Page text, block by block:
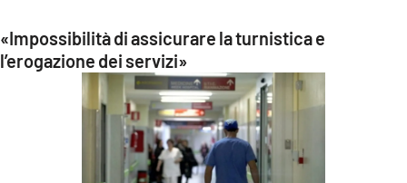
«Impossibilità di assicurare la turnistica e
l’erogazione dei servizi»